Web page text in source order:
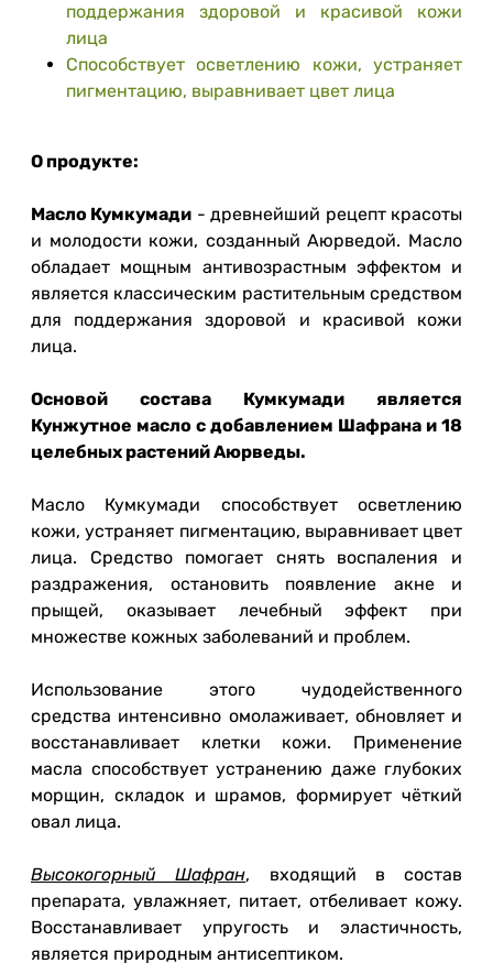
поддержания здоровой и красивой кожи
лица
Способствует осветлению кожи, устраняет
пигментацию, выравнивает цвет лица
О продукте:
Масло Кумкумади - древнейший рецепт красоты
и молодости кожи, созданный Аюрведой. Масло
обладает мощным антивозрастным эффектом и
является классическим растительным средством
для поддержания здоровой и красивой кожи
лица.
Основой состава Кумкумади является
Кунжутное масло с добавлением Шафрана и 18
целебных растений Аюрведы.
Масло Кумкумади способствует осветлению
кожи, устраняет пигментацию, выравнивает цвет
лица. Средство помогает снять воспаления и
раздражения, остановить появление акне и
прыщей, оказывает лечебный эффект при
множестве кожных заболеваний и проблем.
Использование этого чудодейственного
средства интенсивно омолаживает, обновляет и
восстанавливает клетки кожи. Применение
масла способствует устранению даже глубоких
морщин, складок и шрамов, формирует чёткий
овал лица.
Высокогорный Шафран, входящий в состав
препарата, увлажняет, питает, отбеливает кожу.
Восстанавливает упругость и эластичность,
является природным антисептиком.